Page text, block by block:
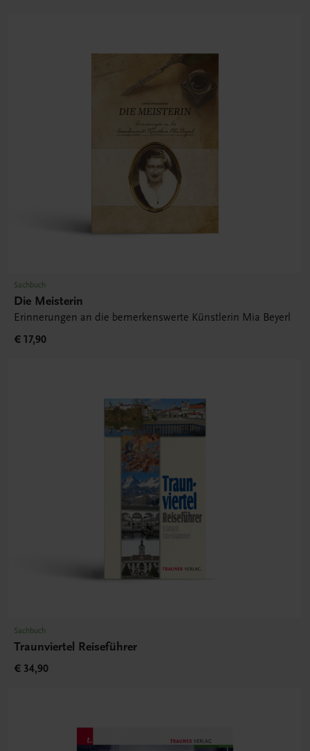
Sachbuch
Die Meisterin
Erinnerungen an die bemerkenswerte Künstlerin Mia Beyerl
€ 17,90
Sachbuch
Traunviertel Reiseführer
€ 34,90